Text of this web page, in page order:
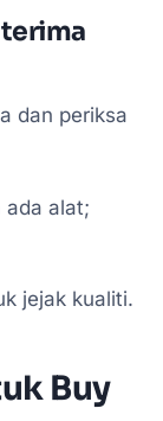
dan periksa
ada alat;
jejak kualiti.
Buy